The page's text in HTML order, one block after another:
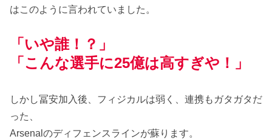
はこのように言われていました。
「いや誰！？」
「こんな選手に25億は高すぎや！」
しかし冨安加入後、フィジカルは弱く、連携もガタガタだ
った、
Arsenalのディフェンスラインが蘇ります。